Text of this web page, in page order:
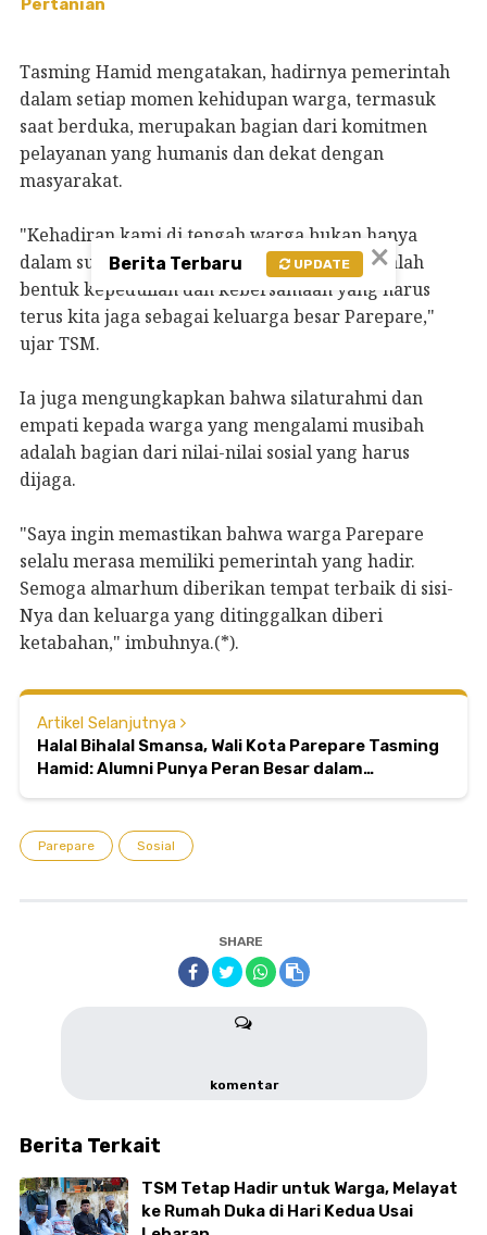
Pertanian
Tasming Hamid mengatakan, hadirnya pemerintah
dalam setiap momen kehidupan warga, termasuk
saat berduka, merupakan bagian dari komitmen
pelayanan yang humanis dan dekat dengan
masyarakat.
"Kehadiran kami di tengah warga bukan hanya
dalam suasana suka, tetapi juga duka. Ini adalah
bentuk kepedulian dan kebersamaan yang harus
terus kita jaga sebagai keluarga besar Parepare,"
ujar TSM.
Ia juga mengungkapkan bahwa silaturahmi dan
empati kepada warga yang mengalami musibah
adalah bagian dari nilai-nilai sosial yang harus
dijaga.
"Saya ingin memastikan bahwa warga Parepare
selalu merasa memiliki pemerintah yang hadir.
Semoga almarhum diberikan tempat terbaik di sisi-
Nya dan keluarga yang ditinggalkan diberi
ketabahan," imbuhnya.(*).
Artikel Selanjutnya
Halal Bihalal Smansa, Wali Kota Parepare Tasming
Hamid: Alumni Punya Peran Besar dalam
Parepare Sosial
SHARE
komentar
Berita Terkait
TSM Tetap Hadir untuk Warga, Melayat
ke Rumah Duka di Hari Kedua Usai
×
Berita Terbaru UPDATE